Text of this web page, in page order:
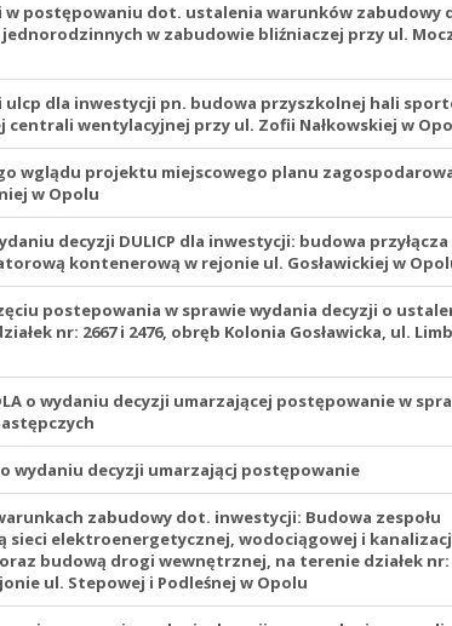
w postępowaniu dot. ustalenia warunków zabudowy
w zabudowie bliźniaczej przy ul.
ulcp dla inwestycji pn. budowa przyszkolnej hali
wentylacyjnej przy ul. Zofii Nałkowskiej w
wglądu projektu miejscowego planu
w Opolu
decyzji DULICP dla inwestycji: budowa przyłącza
kontenerową w rejonie ul. Gosławickiej w
postepowania w sprawie wydania decyzji o
nr: 2667 i 2476, obręb Kolonia Gosławicka, ul.
o wydaniu decyzji umarzającej postępowanie w
o wydaniu decyzji umarzającj postępowanie
zabudowy dot. inwestycji: Budowa zespołu
elektroenergetycznej, wodociągowej i
budową drogi wewnętrznej, na terenie działek nr:
ul. Stepowej i Podleśnej w Opolu